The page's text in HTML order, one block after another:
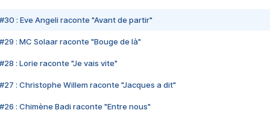
#30 : Eve Angeli raconte "Avant de partir"
#29 : MC Solaar raconte "Bouge de là"
#28 : Lorie raconte "Je vais vite"
#27 : Christophe Willem raconte "Jacques a dit"
#26 : Chimène Badi raconte "Entre nous"